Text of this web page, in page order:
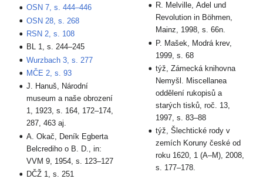
OSN 7, s. 444–446
OSN 28, s. 268
RSN 2, s. 108
BL 1, s. 244–245
Wurzbach 3, s. 277
MČE 2, s. 93
J. Hanuš, Národní
museum a naše obrození
1, 1923, s. 164, 172–174,
287, 463 aj.
A. Okač, Deník Egberta
Belcrediho o B. D., in:
VVM 9, 1954, s. 123–127
DČŽ 1, s. 251
R. Melville, Adel und
Revolution in Böhmen,
Mainz, 1998, s. 66n.
P. Mašek, Modrá krev,
1999, s. 68
týž, Zámecká knihovna
Nemyšl. Miscellanea
oddělení rukopisů a
starých tisků, roč. 13,
1997, s. 83–88
týž, Šlechtické rody v
zemích Koruny české od
roku 1620, 1 (A–M), 2008,
s. 177–178.